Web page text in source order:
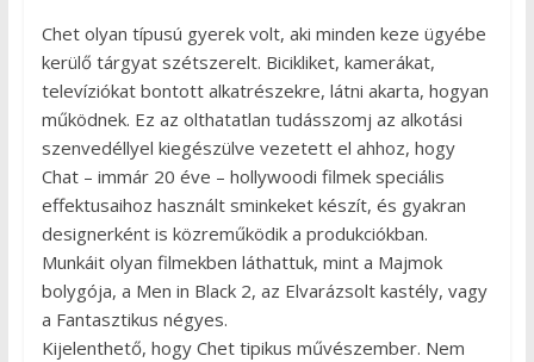
Chet olyan típusú gyerek volt, aki minden keze ügyébe
kerülő tárgyat szétszerelt. Bicikliket, kamerákat,
televíziókat bontott alkatrészekre, látni akarta, hogyan
működnek. Ez az olthatatlan tudásszomj az alkotási
szenvedéllyel kiegészülve vezetett el ahhoz, hogy
Chat – immár 20 éve – hollywoodi filmek speciális
effektusaihoz használt sminkeket készít, és gyakran
designerként is közreműködik a produkciókban.
Munkáit olyan filmekben láthattuk, mint a Majmok
bolygója, a Men in Black 2, az Elvarázsolt kastély, vagy
a Fantasztikus négyes.
Kijelenthető, hogy Chet tipikus művészember. Nem